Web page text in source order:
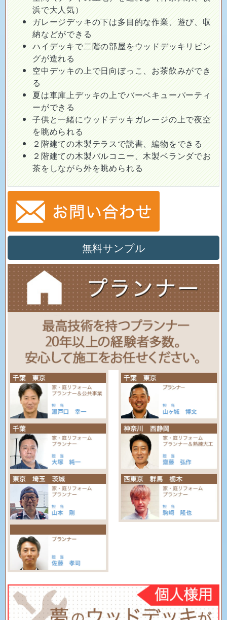
浜で大人気）
ガレージデッキの下は多目的な作業、遊び、収
納などができる
ハイデッキで二階の部屋をウッドデッキリビン
グが造れる
空中デッキの上で日向ぼっこ、お茶飲みができ
る
夏は車庫上デッキの上でバーベキューパーティ
ーができる
子供と一緒にウッドデッキガレージの上で夜空
を眺められる
２階建ての木製テラスで読書、編物をできる
２階建ての木製バルコニー、木製ベランダでお
茶をしながら外を眺められる
無料サンプル